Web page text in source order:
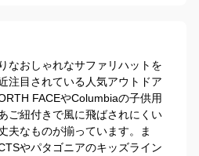
なおしゃれなサファリハットを
注目されている人気アウトドア
FACEやColumbiaの子供用
ご紐付きで風に飛ばされにくい
夫なものが揃っています。ま
やパタゴニアのキッズライン